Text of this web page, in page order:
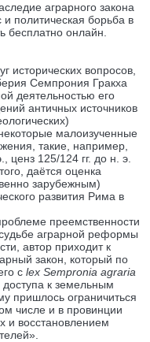
аграрного закона
политическая борьба в
бесплатно онлайн.
исторических вопросов,
Семпрония Гракха
деятельностью его
античных источников
малоизученные
такие, например,
ценз 125/124 гг. до н. э.
даётся оценка
зарубежным)
развития Рима в
преемственности
аграрной реформы
автор приходит к
закон, который по
с lex Sempronia agraria
доступа к земельным
пришлось ограничиться
числе и в провинции
и восстановлением